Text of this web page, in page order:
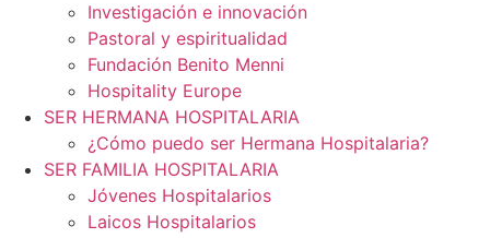
Investigación e innovación
Pastoral y espiritualidad
Fundación Benito Menni
Hospitality Europe
SER HERMANA HOSPITALARIA
¿Cómo puedo ser Hermana Hospitalaria?
SER FAMILIA HOSPITALARIA
Jóvenes Hospitalarios
Laicos Hospitalarios